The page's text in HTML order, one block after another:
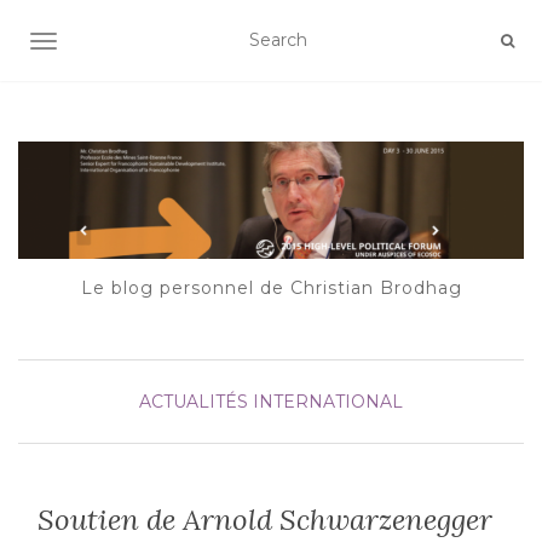
AFFICHER/MASQUER LA NAVIGATION
Le blog personnel de Christian Brodhag
ACTUALITÉS INTERNATIONAL
Soutien de Arnold Schwarzenegger